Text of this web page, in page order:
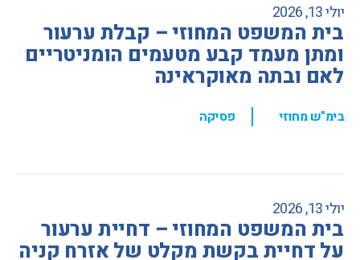
יולי 13, 2026
בית המשפט המחוזי – קבלת ערעור
ומתן מעמד קבע מטעמים הומניטריים
לאם ובתה מאוקראינה
בימ"ש מחוזי , פסיקה
יולי 13, 2026
בית המשפט המחוזי – דחיית ערעור
על דחיית בקשת מקלט של אזרח קניה